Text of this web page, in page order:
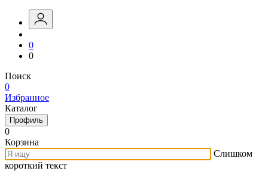
0
0
Поиск
0
Избранное
Каталог
Профиль
0
Корзина
Слишком
короткий текст